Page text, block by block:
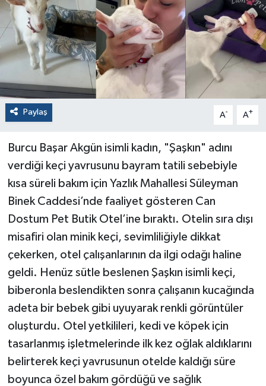
Paylaş A- A+
Burcu Başar Akgün isimli kadın, "Şaşkın" adını
verdiği keçi yavrusunu bayram tatili sebebiyle
kısa süreli bakım için Yazlık Mahallesi Süleyman
Binek Caddesi’nde faaliyet gösteren Can
Dostum Pet Butik Otel’ine bıraktı. Otelin sıra dışı
misafiri olan minik keçi, sevimliliğiyle dikkat
çekerken, otel çalışanlarının da ilgi odağı haline
geldi. Henüz sütle beslenen Şaşkın isimli keçi,
biberonla beslendikten sonra çalışanın kucağında
adeta bir bebek gibi uyuyarak renkli görüntüler
oluşturdu. Otel yetkilileri, kedi ve köpek için
tasarlanmış işletmelerinde ilk kez oğlak aldıklarını
belirterek keçi yavrusunun otelde kaldığı süre
boyunca özel bakım gördüğü ve sağlık